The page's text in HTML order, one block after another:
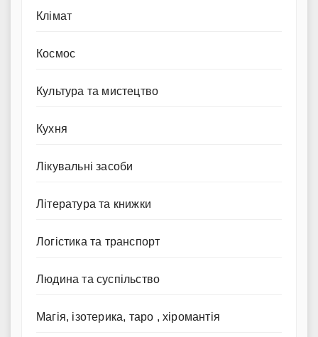
Клімат
Космос
Культура та мистецтво
Кухня
Лікувальні засоби
Література та книжки
Логістика та транспорт
Людина та суспільство
Магія, ізотерика, таро , хіромантія